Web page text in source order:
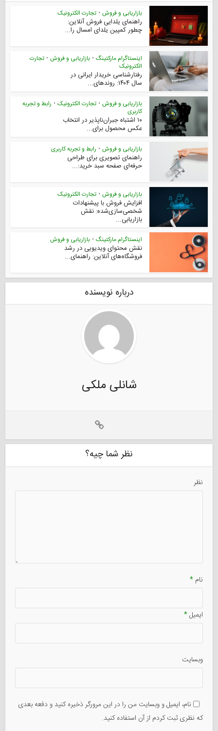
بازاریابی و فروش • تجارت الکترونیک
راهنمای یلدایی فروش آنلاین:
چطور کمپین یلدای امسال را...
اینستاگرام مارکتینگ • بازاریابی و فروش • تجارت
الکترونیک
رفتارشناسی خریدار ایرانی در
سال ۱۴۰۴: روندهای...
بازاریابی و فروش • تجارت الکترونیک • رابط و تجربه
کاربری
۱۰ اشتباه جبران‌ناپذیر در انتخاب
عکس محصول برای...
بازاریابی و فروش • رابط و تجربه کاربری
راهنمای تصویری برای طراحی
حرفه‌ای صفحه سبد خرید:...
بازاریابی و فروش • تجارت الکترونیک
افزایش فروش با پیشنهادات
شخصی‌سازی‌شده: نقش
بازاریابی...
اینستاگرام مارکتینگ • بازاریابی و فروش
نقش محتوای ویدیویی در رشد
فروشگاه‌های آنلاین: راهنمای...
درباره نویسنده
شانلی ملکی
نظر شما چیه؟
نظر
نام*
ایمیل*
وبسایت
نام، ایمیل و وبسایت من را در این مرورگر ذخیره کنید و دفعه بعدی
که نظری ثبت کردم از آن استفاده کنید.